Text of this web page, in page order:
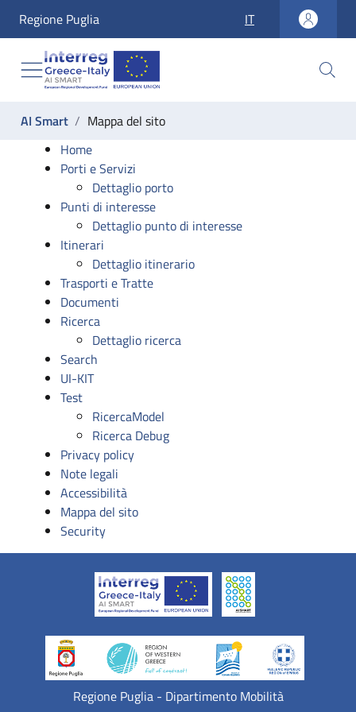
accesskey_vai_nav
accesskey_vai_ricerca
accesskey_vai_contenuti
accesskey_vai_footer
Regione Puglia IT
AI Smart Mappa del sito
Mappa del sito
Home
Porti e Servizi
Dettaglio porto
Punti di interesse
Dettaglio punto di interesse
Itinerari
Dettaglio itinerario
Trasporti e Tratte
Documenti
Ricerca
Dettaglio ricerca
Search
UI-KIT
Test
RicercaModel
Ricerca Debug
Privacy policy
Note legali
Accessibilità
Mappa del sito
Security
Regione Puglia - Dipartimento Mobilità